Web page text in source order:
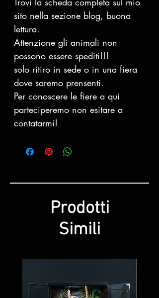
sito nella sezione blog, buona
lettura.
Attenzione gli animali non
possono essere spediti!!!
solo ritiro in sede o in una fiera
dove saremo prensenti.
Per conoscere le fiere a qui
parteciperemo non esitare a
contatarmi!
Prodotti
Simili